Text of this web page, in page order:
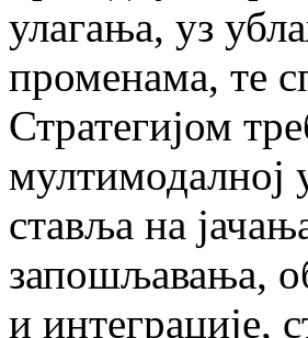
улагања, уз
променама, те
Стратегијом
мултимодалној
ставља на
запошљавања,
и интеграције,